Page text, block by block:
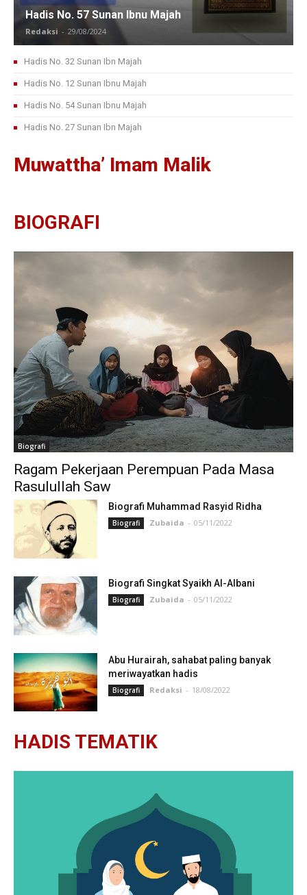
Hadis No. 57 Sunan Ibnu Majah
Redaksi - 29/08/2024
Hadis No. 32 Sunan Ibn Majah
Hadis No. 12 Sunan Ibnu Majah
Hadis No. 54 Sunan Ibnu Majah
Hadis No. 27 Sunan Ibn Majah
Muwattha’ Imam Malik
BIOGRAFI
Biografi
Ragam Pekerjaan Perempuan Pada Masa
Rasulullah Saw
Biografi Muhammad Rasyid Ridha
Biografi Zubaida - 05/11/2022
Biografi Singkat Syaikh Al-Albani
Biografi Zubaida - 05/11/2022
Abu Hurairah, sahabat paling banyak
meriwayatkan hadis
Biografi Redaksi - 18/08/2022
HADIS TEMATIK